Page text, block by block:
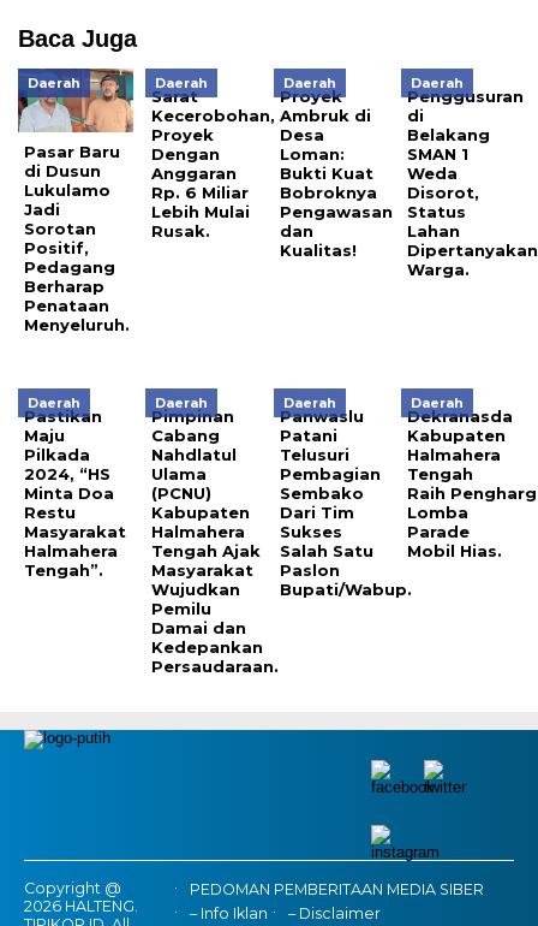
Baca Juga
Daerah
Pasar Baru
di Dusun
Lukulamo
Jadi
Sorotan
Positif,
Pedagang
Berharap
Penataan
Menyeluruh.
Daerah
Sarat
Kecerobohan,
Proyek
Dengan
Anggaran
Rp. 6 Miliar
Lebih Mulai
Rusak.
Daerah
Proyek
Ambruk di
Desa
Loman:
Bukti Kuat
Bobroknya
Pengawasan
dan
Kualitas!
Daerah
Penggusuran
di
Belakang
SMAN 1
Weda
Disorot,
Status
Lahan
Dipertanyakan
Warga.
Daerah
Pastikan
Maju
Pilkada
2024, “HS
Minta Doa
Restu
Masyarakat
Halmahera
Tengah”.
Daerah
Pimpinan
Cabang
Nahdlatul
Ulama
(PCNU)
Kabupaten
Halmahera
Tengah Ajak
Masyarakat
Wujudkan
Pemilu
Damai dan
Kedepankan
Persaudaraan.
Daerah
Panwaslu
Patani
Telusuri
Pembagian
Sembako
Dari Tim
Sukses
Salah Satu
Paslon
Bupati/Wabup.
Daerah
Dekranasda
Kabupaten
Halmahera
Tengah
Raih
Lomba
Parade
Mobil Hias.
Copyright @
2026 HALTENG.
PEDOMAN PEMBERITAAN MEDIA SIBER
– Info Iklan
– Disclaimer